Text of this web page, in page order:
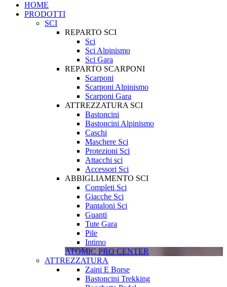
HOME
PRODOTTI
SCI
REPARTO SCI
Sci
Sci Alpinismo
Sci Gara
REPARTO SCARPONI
Scarponi
Scarponi Alpinismo
Scarponi Gara
ATTREZZATURA SCI
Bastoncini
Bastoncini Alpinismo
Caschi
Maschere Sci
Protezioni Sci
Attacchi sci
Accessori Sci
ABBIGLIAMENTO SCI
Completi Sci
Giacche Sci
Pantaloni Sci
Guanti
Tute Gara
Pile
Intimo
ATOMIC PRO CENTER
ATTREZZATURA
Zaini E Borse
Bastoncini Trekking